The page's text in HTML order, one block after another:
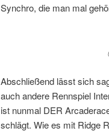
Synchro, die man mal
Abschließend lässt sich
auch andere Rennspiel
ist nunmal DER
schlägt. Wie es mit Ridge